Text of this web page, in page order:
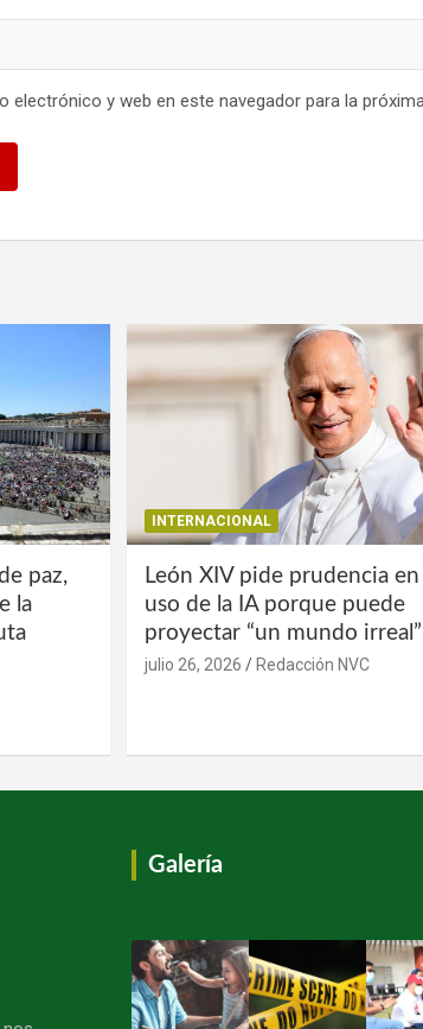
electrónico y web en este navegador para la
paz,
la
INTERNACIONAL
León XIV pide prudencia en
uso de la IA porque puede
proyectar “un mundo irreal”
julio 26, 2026 Redacción NVC
Galería